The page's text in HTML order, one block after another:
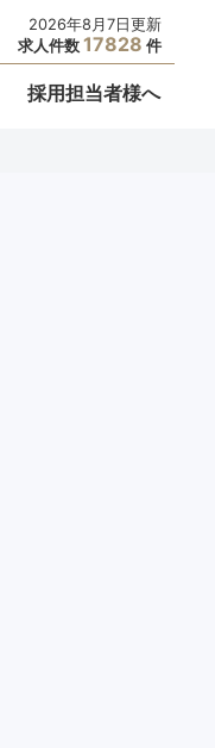
2026年8月7日更新
求人件数 17828 件
採用担当者様へ